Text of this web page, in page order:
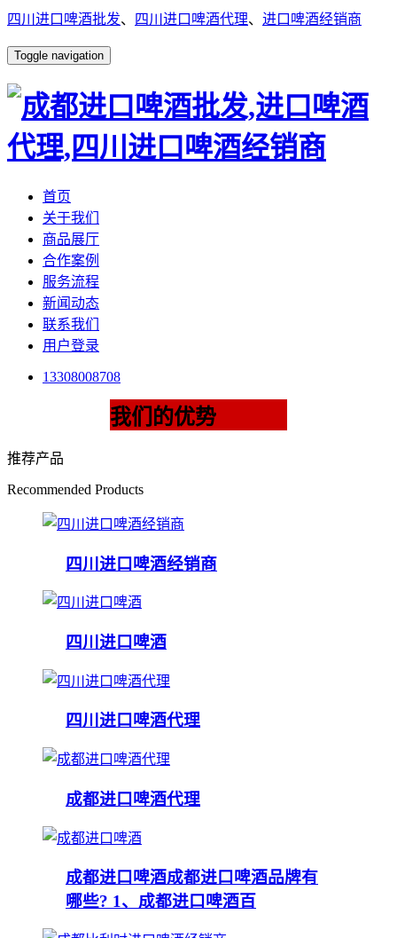
四川进口啤酒批发、 四川进口啤酒代理、 进口啤酒经销商
Toggle navigation
首页
关于我们
商品展厅
合作案例
服务流程
新闻动态
联系我们
用户登录
13308008708
我们的优势
推荐产品
Recommended Products
四川进口啤酒经销商
四川进口啤酒
四川进口啤酒代理
成都进口啤酒代理
成都进口啤酒成都进口啤酒品牌有
哪些? 1、成都进口啤酒百